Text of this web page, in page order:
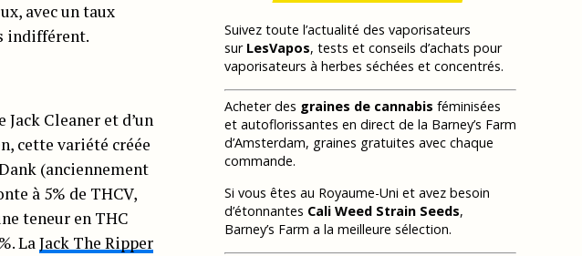
avec un taux
indifférent.
Jack Cleaner et d’un
cette variété créée
(anciennement
à 5% de THCV,
teneur en THC
LaJack The Ripper
Suivez toute l’actualité des vaporisateurs
sur LesVapos, tests et conseils d’achats pour
vaporisateurs à herbes séchées et concentrés.
Acheter des graines de cannabis féminisées
et autoflorissantes en direct de la Barney’s Farm
d’Amsterdam, graines gratuites avec chaque
commande.
Si vous êtes au Royaume-Uni et avez besoin
d’étonnantes Cali Weed Strain Seeds,
Barney’s Farm a la meilleure sélection.